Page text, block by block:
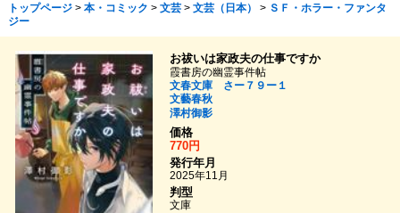
トップページ> 本・コミック > 文芸> 文芸（日本） > ＳＦ・ホラー・ファンタ
ジー
お祓いは家政夫の仕事ですか
霞書房の幽霊事件帖
文春文庫 さー７９ー１
文藝春秋
澤村御影
価格
770円
発行年月
2025年11月
判型
文庫